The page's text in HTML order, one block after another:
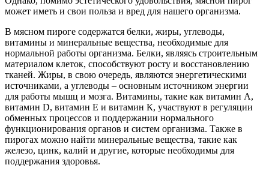
может иметь и свои польза и вред для нашего организма.
В мясном пироге содержатся белки, жиры, углеводы,
витамины и минеральные вещества, необходимые для
нормальной работы организма. Белки, являясь строительным
материалом клеток, способствуют росту и восстановлению
тканей. Жиры, в свою очередь, являются энергетическими
источниками, а углеводы – основным источником энергии
для работы мышц и мозга. Витамины, такие как витамин А,
витамин D, витамин Е и витамин К, участвуют в регуляции
обменных процессов и поддержании нормального
функционирования органов и систем организма. Также в
пирогах можно найти минеральные вещества, такие как
железо, цинк, калий и другие, которые необходимы для
поддержания здоровья.